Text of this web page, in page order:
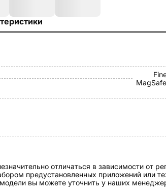
отличаться в зависимости от
предустановленных приложений или
вы можете уточнить у наших